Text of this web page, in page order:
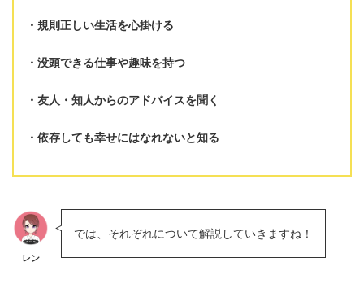
規則正しい生活を心掛ける
没頭できる仕事や趣味を持つ
友人・知人からのアドバイスを聞く
依存しても幸せにはなれないと知る
レン
では、それぞれについて解説していきますね！